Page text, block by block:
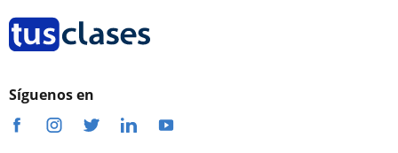
Síguenos en